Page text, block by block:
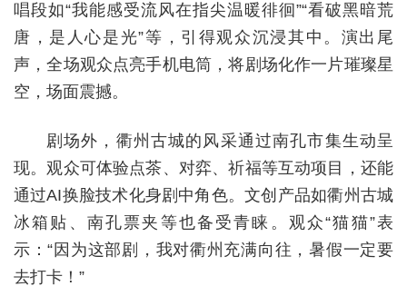
唱段如“我能感受流风在指尖温暖徘徊”“看破黑暗荒
唐，是人心是光”等，引得观众沉浸其中。演出尾
声，全场观众点亮手机电筒，将剧场化作一片璀璨星
空，场面震撼。
剧场外，衢州古城的风采通过南孔市集生动呈
现。观众可体验点茶、对弈、祈福等互动项目，还能
通过AI换脸技术化身剧中角色。文创产品如衢州古城
冰箱贴、南孔票夹等也备受青睐。观众“猫猫”表
示：“因为这部剧，我对衢州充满向往，暑假一定要
去打卡！”